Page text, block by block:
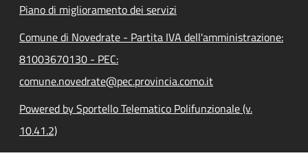
Piano di miglioramento dei servizi
Comune di Novedrate - Partita IVA dell'amministrazione:
81003670130 - PEC:
comune.novedrate@pec.provincia.como.it
Powered by Sportello Telematico Polifunzionale (v.
10.41.2)